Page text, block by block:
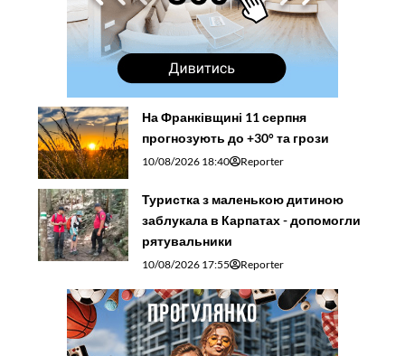
На Франківщині 11 серпня
прогнозують до +30° та грози
10/08/2026 18:40 Reporter
Туристка з маленькою дитиною
заблукала в Карпатах - допомогли
рятувальники
10/08/2026 17:55 Reporter